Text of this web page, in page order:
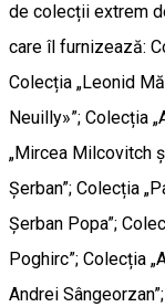
de colecții extrem
care îl furnizează:
Colecția „Leonid
Neuilly»”; Colecția
„Mircea Milcovitch
Șerban”; Colecția
Șerban Popa”;
Poghirc”; Colecția
Andrei